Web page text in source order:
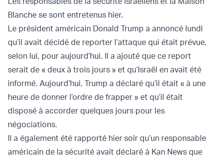
Blanche se sont entretenus hier.
Le président américain Donald Trump a annoncé lundi
qu’il avait décidé de reporter l’attaque qui était prévue,
selon lui, pour aujourd’hui. Il a ajouté que ce report
serait de « deux à trois jours » et qu’Israël en avait été
informé. Aujourd’hui, Trump a déclaré qu’il était « à une
heure de donner l’ordre de frapper » et qu’il était
disposé à accorder quelques jours pour les
négociations.
Il a également été rapporté hier soir qu’un responsable
américain de la sécurité avait déclaré à Kan News que